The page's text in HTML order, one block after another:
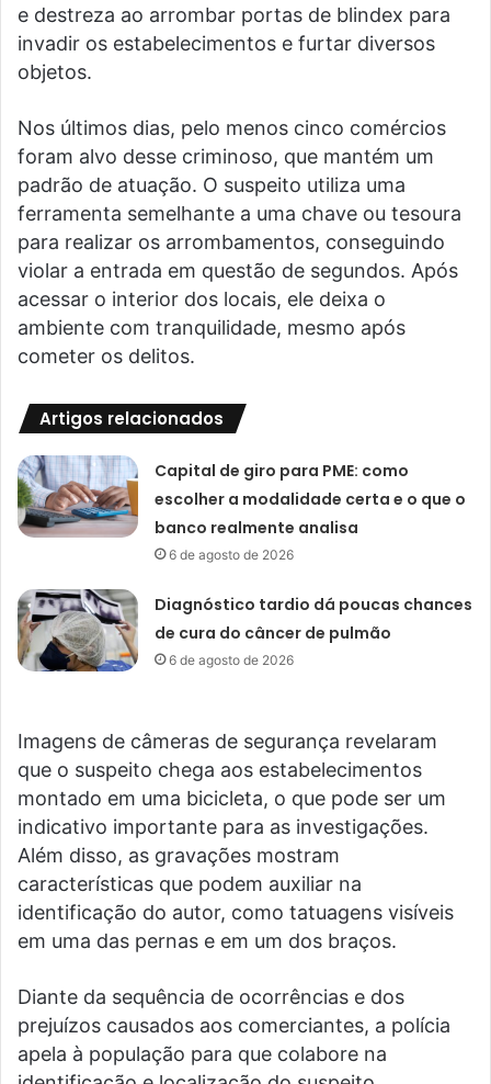
e destreza ao arrombar portas de blindex para
invadir os estabelecimentos e furtar diversos
objetos.
Nos últimos dias, pelo menos cinco comércios
foram alvo desse criminoso, que mantém um
padrão de atuação. O suspeito utiliza uma
ferramenta semelhante a uma chave ou tesoura
para realizar os arrombamentos, conseguindo
violar a entrada em questão de segundos. Após
acessar o interior dos locais, ele deixa o
ambiente com tranquilidade, mesmo após
cometer os delitos.
Artigos relacionados
Capital de giro para PME: como
escolher a modalidade certa e o que o
banco realmente analisa
6 de agosto de 2026
Diagnóstico tardio dá poucas chances
de cura do câncer de pulmão
6 de agosto de 2026
Imagens de câmeras de segurança revelaram
que o suspeito chega aos estabelecimentos
montado em uma bicicleta, o que pode ser um
indicativo importante para as investigações.
Além disso, as gravações mostram
características que podem auxiliar na
identificação do autor, como tatuagens visíveis
em uma das pernas e em um dos braços.
Diante da sequência de ocorrências e dos
prejuízos causados aos comerciantes, a polícia
apela à população para que colabore na